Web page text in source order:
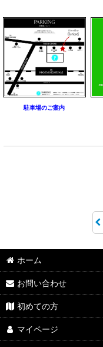
駐車場のご案内
ホーム
お問い合わせ
初めての方
マイページ